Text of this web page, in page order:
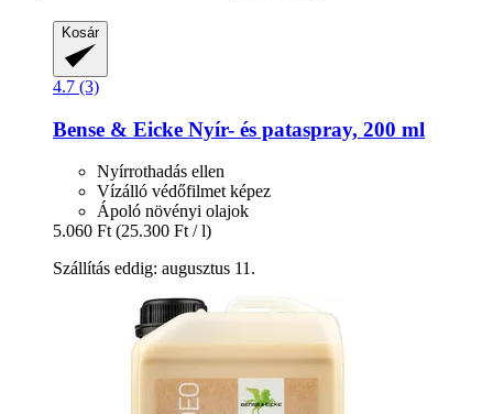
Kosár
4.7 (3)
Bense & Eicke Nyír-​ és pataspray, 200 ml
Nyírrothadás ellen
Vízálló védőfilmet képez
Ápoló növényi olajok
5.060 Ft (25.300 Ft / l)
Szállítás eddig: augusztus 11.